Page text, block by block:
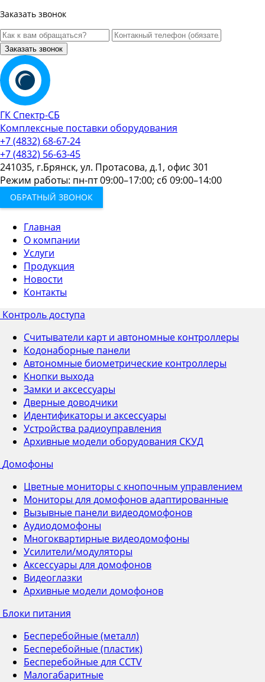
Заказать звонок
Заказать звонок
ГК Спектр-СБ
Комплексные поставки оборудования
+7 (4832) 68-67-24
+7 (4832) 56-63-45
241035, г.Брянск, ул. Протасова, д.1, офис 301
Режим работы: пн-пт 09:00–17:00; сб 09:00–14:00
ОБРАТНЫЙ ЗВОНОК
Главная
О компании
Услуги
Продукция
Новости
Контакты
Контроль доступа
Считыватели карт и автономные контроллеры
Кодонаборные панели
Автономные биометрические контроллеры
Кнопки выхода
Замки и аксессуары
Дверные доводчики
Идентификаторы и аксессуары
Устройства радиоуправления
Архивные модели оборудования СКУД
Домофоны
Цветные мониторы с кнопочным управлением
Мониторы для домофонов адаптированные
Вызывные панели видеодомофонов
Аудиодомофоны
Многоквартирные видеодомофоны
Усилители/модуляторы
Аксессуары для домофонов
Видеоглазки
Архивные модели домофонов
Блоки питания
Бесперебойные (металл)
Бесперебойные (пластик)
Бесперебойные для CCTV
Малогабаритные